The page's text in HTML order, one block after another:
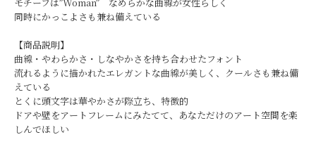
同時にかっこよさも兼ね備えている
【商品説明】
曲線・やわらかさ・しなやかさを持ち合わせたフォント
流れるように描かれたエレガントな曲線が美しく、クールさも兼ね備
えている
とくに頭文字は華やかさが際立ち、特徴的
ドアや壁をアートフレームにみたてて、あなただけのアート空間を楽
しんでほしい